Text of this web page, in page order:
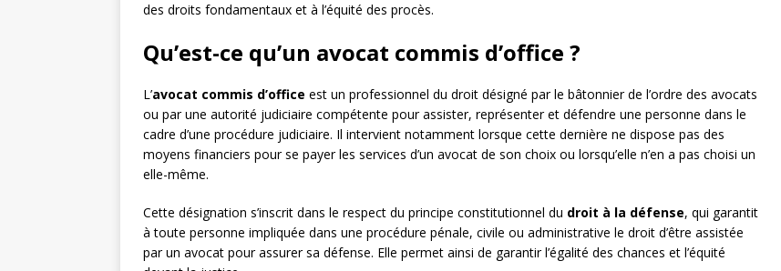
des droits fondamentaux et à l’équité des procès.
Qu’est-ce qu’un avocat commis d’office ?
L’avocat commis d’office est un professionnel du droit désigné par le bâtonnier de l’ordre des avocats
ou par une autorité judiciaire compétente pour assister, représenter et défendre une personne dans le
cadre d’une procédure judiciaire. Il intervient notamment lorsque cette dernière ne dispose pas des
moyens financiers pour se payer les services d’un avocat de son choix ou lorsqu’elle n’en a pas choisi un
elle-même.
Cette désignation s’inscrit dans le respect du principe constitutionnel du droit à la défense, qui garantit
à toute personne impliquée dans une procédure pénale, civile ou administrative le droit d’être assistée
par un avocat pour assurer sa défense. Elle permet ainsi de garantir l’égalité des chances et l’équité